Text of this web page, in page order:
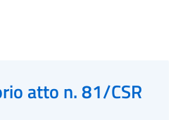
atto n. 81/CSR